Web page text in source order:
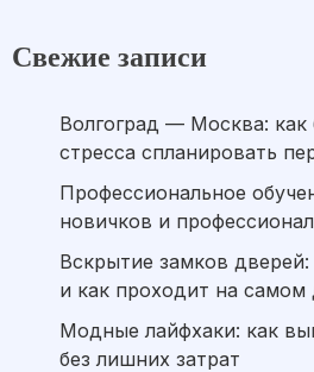
Свежие записи
Волгоград — Москва: как
стресса спланировать
Профессиональное
новичков и
Вскрытие замков
и как проходит на самом
Модные лайфхаки: как
без лишних затрат